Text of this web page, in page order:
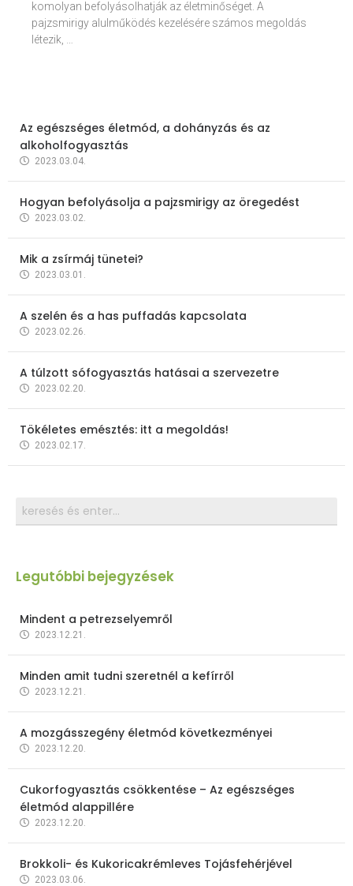
komolyan befolyásolhatják az életminőséget. A
pajzsmirigy alulműködés kezelésére számos megoldás
létezik, …
Az egészséges életmód, a dohányzás és az
alkoholfogyasztás
2023.03.04.
Hogyan befolyásolja a pajzsmirigy az öregedést
2023.03.02.
Mik a zsírmáj tünetei?
2023.03.01.
A szelén és a has puffadás kapcsolata
2023.02.26.
A túlzott sófogyasztás hatásai a szervezetre
2023.02.20.
Tökéletes emésztés: itt a megoldás!
2023.02.17.
Legutóbbi bejegyzések
Mindent a petrezselyemről
2023.12.21.
Minden amit tudni szeretnél a kefírről
2023.12.21.
A mozgásszegény életmód következményei
2023.12.20.
Cukorfogyasztás csökkentése – Az egészséges
életmód alappillére
2023.12.20.
Brokkoli- és Kukoricakrémleves Tojásfehérjével
2023.03.06.